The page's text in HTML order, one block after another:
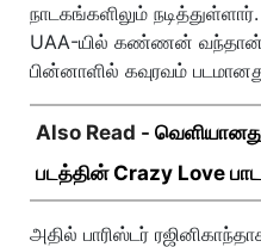
நாடகங்களிலும்
UAA-யில் கண்ணன்
பின்னாளில் கவுரவம்
Also Read -
படத்தின் Crazy Love
அதில் பாரிஸ்டர்